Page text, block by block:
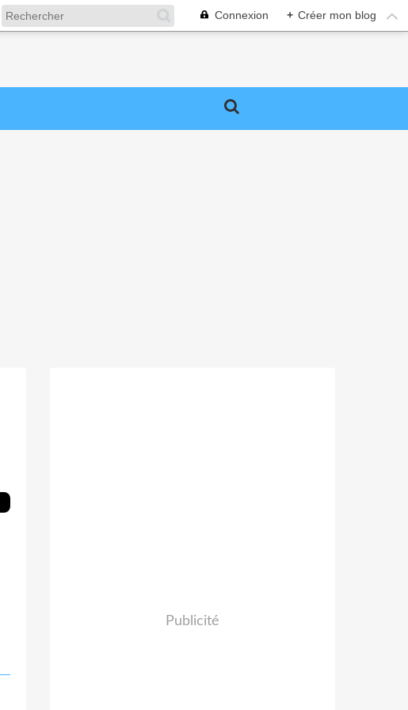
Connexion + Créer mon blog
Publicité